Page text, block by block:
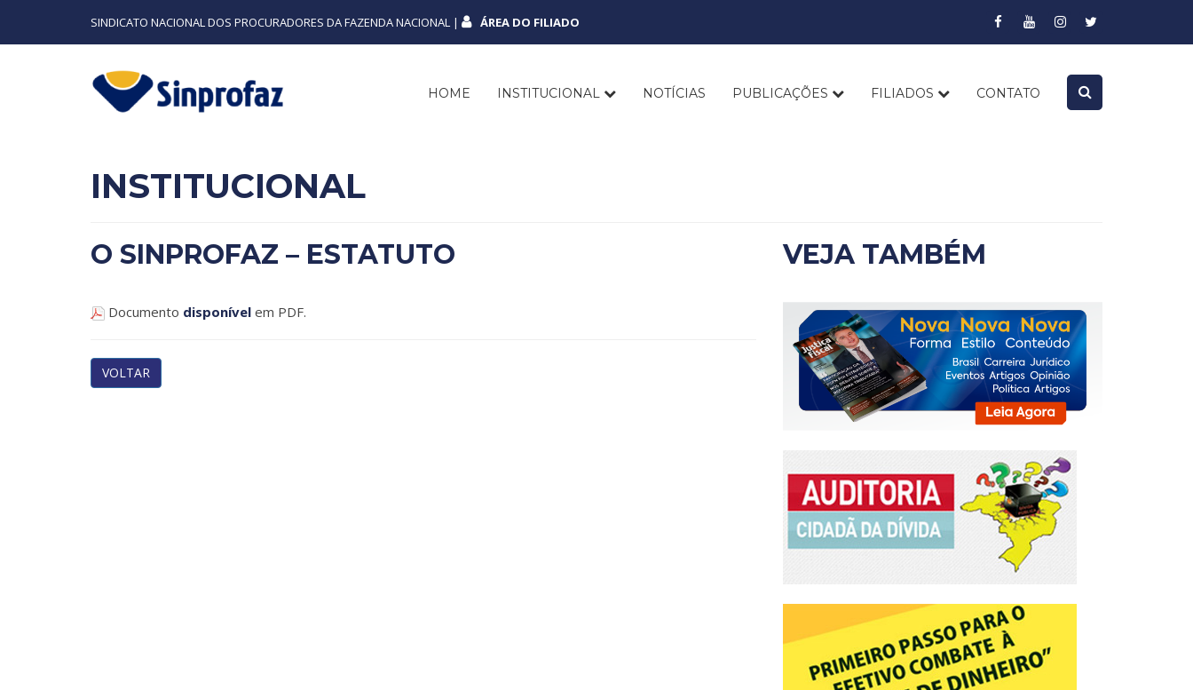
SINDICATO NACIONAL DOS PROCURADORES DA FAZENDA NACIONAL | ÁREA DO FILIADO
HOME INSTITUCIONAL NOTÍCIAS PUBLICAÇÕES FILIADOS CONTATO
INSTITUCIONAL
O SINPROFAZ – ESTATUTO
Documento disponível em PDF.
VOLTAR
VEJA TAMBÉM